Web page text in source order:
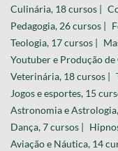
Culinária, 18 cursos |
Pedagogia, 26 cursos |
Teologia, 17 cursos |
Youtuber e Produção
Veterinária, 18 cursos |
Jogos e esportes, 15
Astronomia e
Dança, 7 cursos |
Aviação e Náutica, 14